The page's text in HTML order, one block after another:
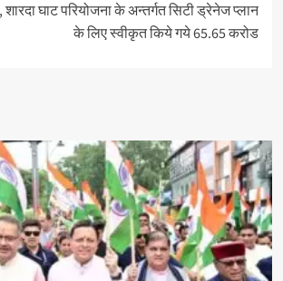
घाट परियोजना के अन्तर्गत सिटी ड्रेनेज प्लान
के लिए स्वीकृत किये गये 65.65 करोड